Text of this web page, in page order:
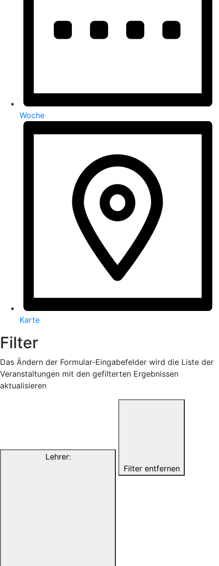
Woche
Karte
Filter
Das Ändern der Formular-Eingabefelder wird die Liste der
Veranstaltungen mit den gefilterten Ergebnissen
aktualisieren
Lehrer:
Filter entfernen